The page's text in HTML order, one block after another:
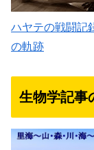
ハヤテの戦闘記
の軌跡
生物学記事